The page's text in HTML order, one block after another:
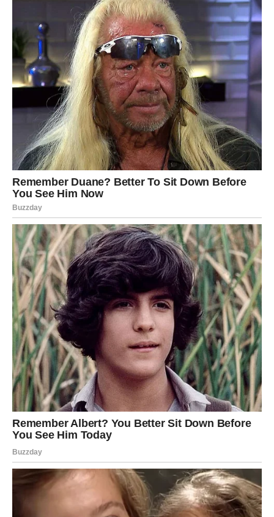
nego što jeste, zato ne veruj prvoj
misli
Blizanci sada prolaze kroz mentalno najhaotičniji period.
Tvoj vladar Merkur je u turbulentnom odnosu s Marsom,
što znači da:
možeš krivo protumačiti tuđe reči,
možeš misliti da te neko laže, a zapravo nije tako,
možeš naglo prekinuti kontakt,
možeš uleteti u emotivni vrtlog ni zbog čega.
Šta je najveće upozorenje?
NE donosi odluke o odnosima!
Jer sada ne vidiš jasno.
Ako si u vezi – pomislićeš da partner nešto krije, da se
ponaša hladno, da se udaljava.
Ako si solo – pomislićeš da ti se neko ne javlja jer gubi
interesovanje.
Ako si u kontaktu sa bivšim – pomislićeš da se vraća jer te
voli, ali zapravo samo prolazi kroz krizu.
Ništa od ovoga nije cela istina.
Šta Blizanci moraju da izbegnu?
naglo brisanje poruka,